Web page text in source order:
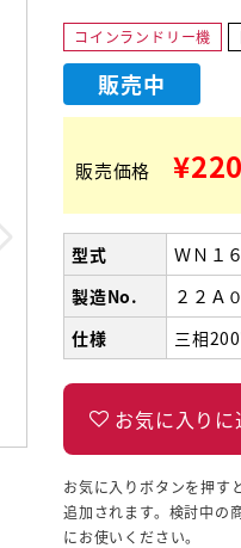
コインランドリー機
販売中
販売価格
型式
ＷＮ１
製造No.
２２Ａ
仕様
三相
お気に入りボタンを押す
追加されます。検討中の
にお使いください。